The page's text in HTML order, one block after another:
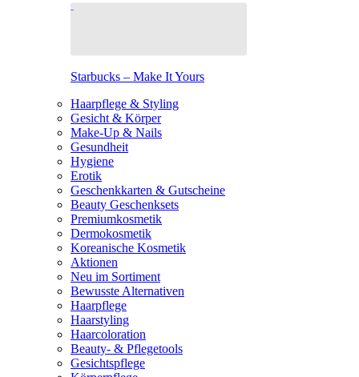
Starbucks – Make It Yours
Haarpflege & Styling
Gesicht & Körper
Make-Up & Nails
Gesundheit
Hygiene
Erotik
Geschenkkarten & Gutscheine
Beauty Geschenksets
Premiumkosmetik
Dermokosmetik
Koreanische Kosmetik
Aktionen
Neu im Sortiment
Bewusste Alternativen
Haarpflege
Haarstyling
Haarcoloration
Beauty- & Pflegetools
Gesichtspflege